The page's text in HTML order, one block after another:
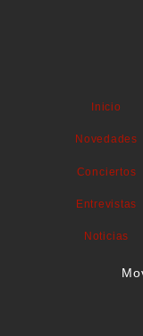
Inicio
Novedades
Conciertos
Entrevistas
Noticias